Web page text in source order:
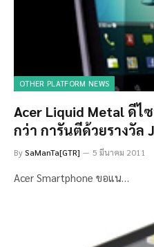
OTHER PLATFORM NEWS
Acer Liquid Metal ดีไ
กว่า การันตีด้วยรางวัล
BySaManTa[GTR] 5 มีนาคม 2011
Acer Smartphone ขอแน…